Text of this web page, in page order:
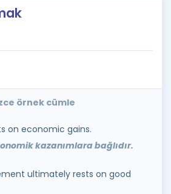
örnek cümle
on economic gains.
kazanımlara bağlıdır.
ultimately rests on good